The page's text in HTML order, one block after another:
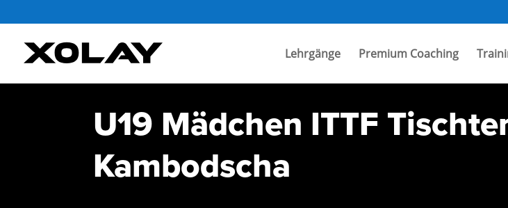
Lehrgänge Premium Coaching
U19 Mädchen ITTF
Kambodscha